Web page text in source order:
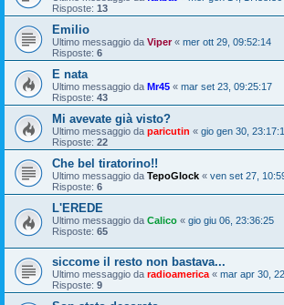
Risposte: 13
Emilio
Ultimo messaggio da Viper« mer ott 29, 09:52:14
Risposte: 6
E nata
Ultimo messaggio da Mr45 « mar set 23, 09:25:17
Risposte: 43
Mi avevate già visto?
Ultimo messaggio da paricutin « gio gen 30,
Risposte: 22
Che bel tiratorino!!
Ultimo messaggio da TepoGlock « ven set 27,
Risposte: 6
L'EREDE
Ultimo messaggio da Calico « gio giu 06, 23:36:25
Risposte: 65
siccome il resto non bastava...
Ultimo messaggio da radioamerica « mar apr 30,
Risposte: 9